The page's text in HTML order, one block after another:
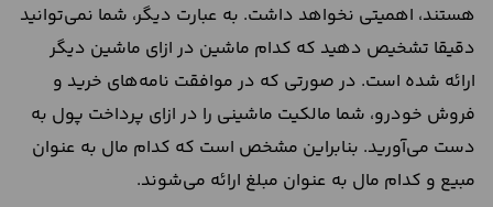
هستند، اهمیتی نخواهد داشت. به عبارت دیگر، شما نمی‌توانید
دقیقا تشخیص دهید که کدام ماشین در ازای ماشین دیگر
ارائه شده است. در صورتی که در موافقت نامه‌های خرید و
فروش خودرو، شما مالکیت ماشینی را در ازای پرداخت پول به
دست می‌آورید. بنابراین مشخص است که کدام مال به عنوان
مبیع و کدام مال به عنوان مبلغ ارائه می‌شوند.